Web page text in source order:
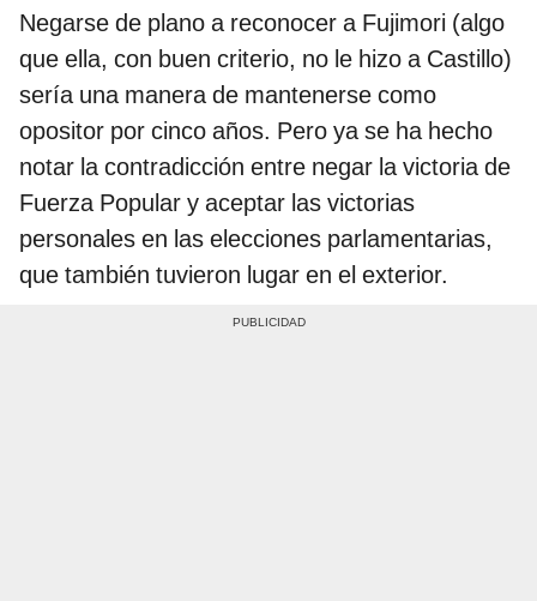
Negarse de plano a reconocer a Fujimori (algo
que ella, con buen criterio, no le hizo a Castillo)
sería una manera de mantenerse como
opositor por cinco años. Pero ya se ha hecho
notar la contradicción entre negar la victoria de
Fuerza Popular y aceptar las victorias
personales en las elecciones parlamentarias,
que también tuvieron lugar en el exterior.